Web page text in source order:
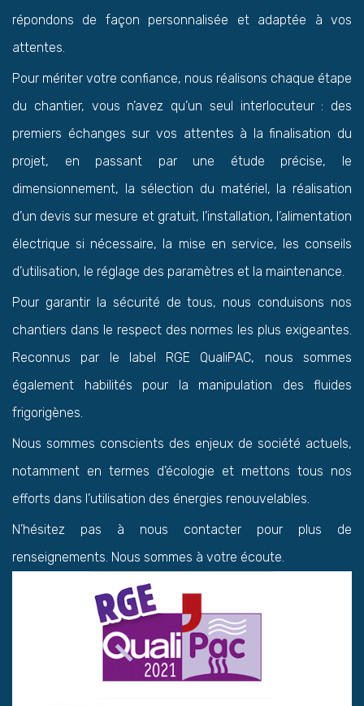
répondons de façon personnalisée et adaptée à vos
attentes.
Pour mériter votre confiance, nous réalisons chaque étape
du chantier, vous n’avez qu’un seul interlocuteur : des
premiers échanges sur vos attentes à la finalisation du
projet, en passant par une étude précise, le
dimensionnement, la sélection du matériel, la réalisation
d’un devis sur mesure et gratuit, l’installation, l’alimentation
électrique si nécessaire, la mise en service, les conseils
d’utilisation, le réglage des paramètres et la maintenance.
Pour garantir la sécurité de tous, nous conduisons nos
chantiers dans le respect des normes les plus exigeantes.
Reconnus par le label RGE QualiPAC, nous sommes
également habilités pour la manipulation des fluides
frigorigènes.
Nous sommes conscients des enjeux de société actuels,
notamment en termes d’écologie et mettons tous nos
efforts dans l’utilisation des énergies renouvelables.
N’hésitez pas à nous contacter pour plus de
renseignements. Nous sommes à votre écoute.